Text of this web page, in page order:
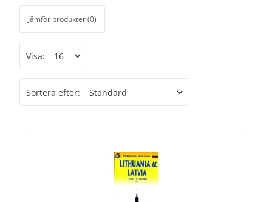
Jämför produkter (0)
Visa:
Sortera efter: